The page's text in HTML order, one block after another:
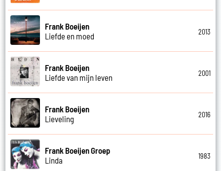
Frank Boeijen
Liefde en moed
2013
Frank Boeijen
Liefde van mijn leven
2001
Frank Boeijen
Lieveling
2016
Frank Boeijen Groep
Linda
1983